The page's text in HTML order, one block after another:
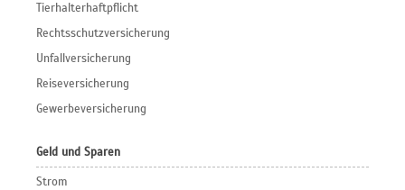
Tierhalterhaftpflicht
Rechtsschutzversicherung
Unfallversicherung
Reiseversicherung
Gewerbeversicherung
Geld und Sparen
Strom